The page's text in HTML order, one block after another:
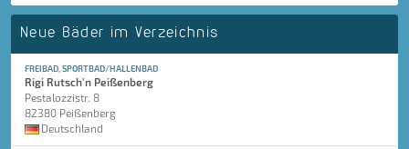
Neue Bäder im Verzeichnis
FREIBAD, SPORTBAD/HALLENBAD
Rigi Rutsch'n Peißenberg
Pestalozzistr. 8
82380 Peißenberg
Deutschland